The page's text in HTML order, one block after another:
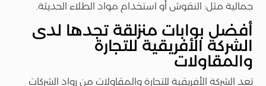
جمالية مثل: النقوش أو استخدام مواد الطلاء الحديثة.
أفضل بوابات منزلقة تجدها لدى
الشركة الأفريقية للتجارة
والمقاولات
تعد الشركة الأفريقية للتجارة والمقاولات من رواد الشركات